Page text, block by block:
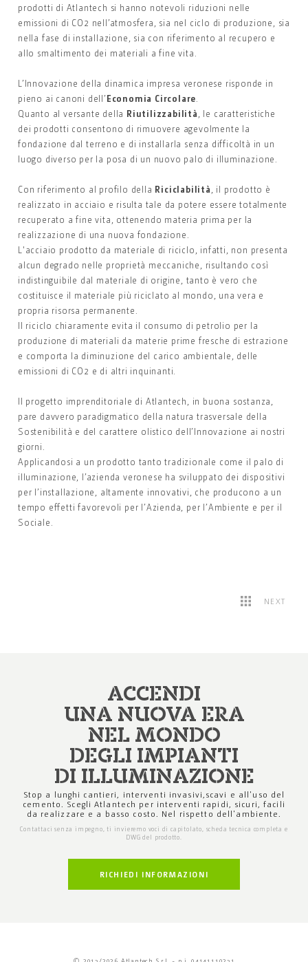
prodotti di Atlantech si hanno notevoli riduzioni nelle
emissioni di CO2 nell’atmosfera, sia nel ciclo di produzione, sia
nella fase di installazione, sia con riferimento al recupero e
allo smaltimento dei materiali a fine vita.
L’Innovazione della dinamica impresa veronese risponde in
pieno ai canoni dell’Economia Circolare
Quanto al versante della Riutilizzabilità , le caratteristiche
dei prodotti consentono di rimuovere agevolmente la
fondazione dal terreno e di installarla senza difficoltà in un
luogo diverso per la posa di un nuovo palo di illuminazione.
Con riferimento al profilo della Riciclabilità , il prodotto è
realizzato in acciaio e risulta tale da potere essere totalmente
recuperato a fine vita, ottenendo materia prima per la
realizzazione di una nuova fondazione.
L'acciaio prodotto da materiale di riciclo, infatti, non presenta
alcun degrado nelle proprietà meccaniche, risultando così
indistinguibile dal materiale di origine, tanto è vero che
costituisce il materiale più riciclato al mondo, una vera e
propria risorsa permanente.
Il riciclo chiaramente evita il consumo di petrolio per la
produzione di materiali da materie prime fresche di estrazione
e comporta la diminuzione del carico ambientale, delle
emissioni di CO2 e di altri inquinanti.
Il progetto imprenditoriale di Atlantech, in buona sostanza,
pare davvero paradigmatico della natura trasversale della
Sostenibilità e del carattere olistico dell’Innovazione ai nostri
giorni.
Applicandosi a un prodotto tanto tradizionale come il palo di
illuminazione, l’azienda veronese ha sviluppato dei dispositivi
per l’installazione, altamente innovativi, che producono a un
tempo effetti favorevoli per l’Azienda, per l’Ambiente e per il
Sociale.
NEXT
ACCENDI
UNA NUOVA ERA
NEL MONDO
DEGLI IMPIANTI
DI ILLUMINAZIONE
Stop a lunghi cantieri, interventi invasivi, scavi e all'uso del
cemento. Scegli Atlantech per interventi rapidi, sicuri, facili
da realizzare e a basso costo. Nel rispetto dell'ambiente.
Contattaci senza impegno, ti invieremo voci di capitolato, scheda tecnica completa e
DWG del prodotto.
RICHIEDI INFORMAZIONI